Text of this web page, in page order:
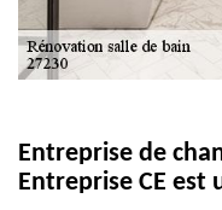
Entreprise de
Entreprise CE est